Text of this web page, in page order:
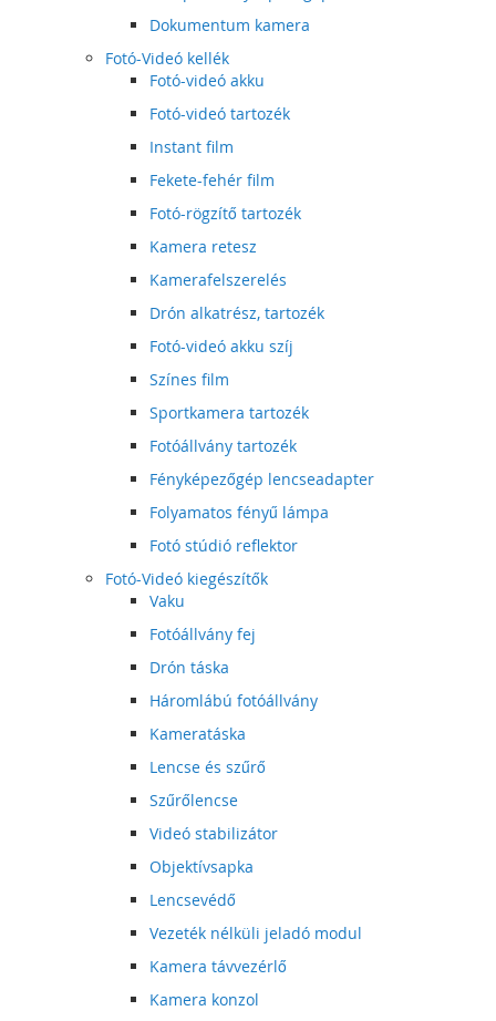
Dokumentum kamera
Fotó-Videó kellék
Fotó-videó akku
Fotó-videó tartozék
Instant film
Fekete-fehér film
Fotó-rögzítő tartozék
Kamera retesz
Kamerafelszerelés
Drón alkatrész, tartozék
Fotó-videó akku szíj
Színes film
Sportkamera tartozék
Fotóállvány tartozék
Fényképezőgép lencseadapter
Folyamatos fényű lámpa
Fotó stúdió reflektor
Fotó-Videó kiegészítők
Vaku
Fotóállvány fej
Drón táska
Háromlábú fotóállvány
Kameratáska
Lencse és szűrő
Szűrőlencse
Videó stabilizátor
Objektívsapka
Lencsevédő
Vezeték nélküli jeladó modul
Kamera távvezérlő
Kamera konzol